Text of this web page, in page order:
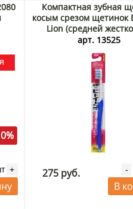
+
Компактная зубная
косым срезом щетинок
Lion (средней
Япония
арт. 13525
275 руб. -
В